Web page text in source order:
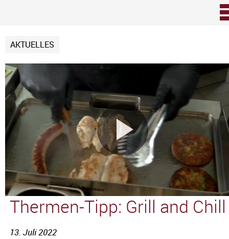
AKTUELLES
Video
Thermen-Tipp: Grill and Chill
13. Juli 2022